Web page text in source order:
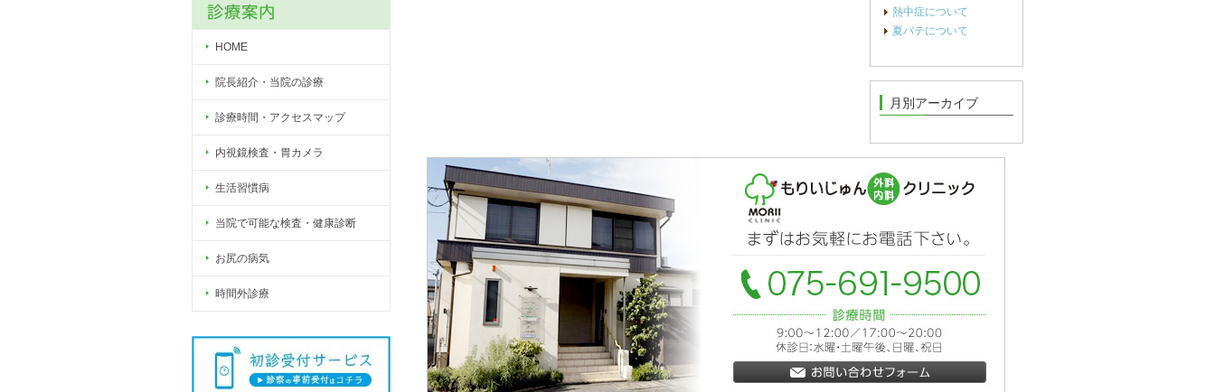
熱中症について
夏バテについて
月別アーカイブ
HOME
院長紹介・当院の診療
診療時間・アクセスマップ
内視鏡検査・胃カメラ
生活習慣病
当院で可能な検査・健康診断
お尻の病気
時間外診療